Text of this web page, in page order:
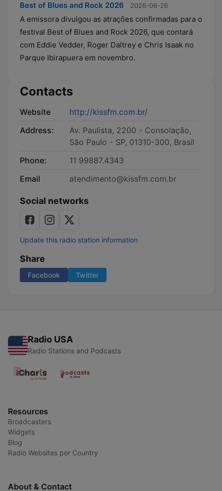
Best of Blues and Rock 2026 2026-06-26
A emissora divulgou as atrações confirmadas para o
festival Best of Blues and Rock 2026, que contará
com Eddie Vedder, Roger Daltrey e Chris Isaak no
Parque Ibirapuera em novembro.
Contacts
Website
http://kissfm.com.br/
Address:
Av. Paulista, 2200 - Consolação,
São Paulo - SP, 01310-300, Brasil
Phone:
11 99887.4343
Email
atendimento@kissfm.com.br
Social networks
Update this radio station information
Share
Facebook Twitter
Radio USA
Radio Stations and Podcasts
Resources
Broadcasters
Widgets
Blog
Radio Websites per Country
About & Contact